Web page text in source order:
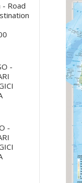
- Road
-
-